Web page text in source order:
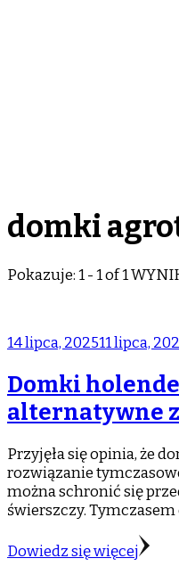
domki
Pokazuje: 1 - 1 of 1
14 lipca, 202511 lipca,
Domki
alternatywne
Przyjęła się opinia, że
rozwiązanie
można schronić się
świerszczy. Tymczasem
Dowiedz się więcej